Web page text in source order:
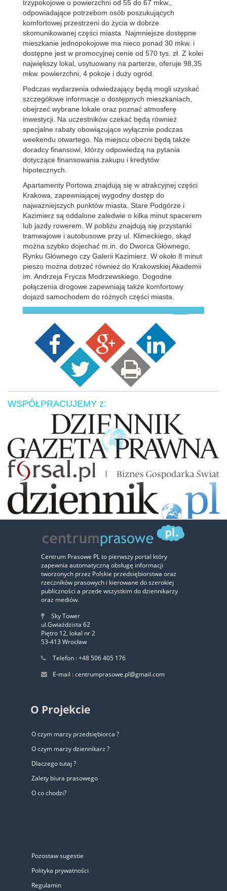
trzypokojowe o powierzchni od 55 do 67 mkw.,
odpowiadające potrzebom osób poszukujących
komfortowej przestrzeni do życia w dobrze
skomunikowanej części miasta. Najmniejsze dostępne
mieszkanie jednopokojowe ma nieco ponad 30 mkw. i
dostępne jest w promocyjnej cenie od 570 tys. zł. Z kolei
największy lokal, usytuowany na parterze, oferuje 98,35
mkw. powierzchni, 4 pokoje i duży ogród.
Podczas wydarzenia odwiedzający będą mogli uzyskać
szczegółowe informacje o dostępnych mieszkaniach,
obejrzeć wybrane lokale oraz poznać atmosferę
inwestycji. Na uczestników czekać będą również
specjalne rabaty obowiązujące wyłącznie podczas
weekendu otwartego. Na miejscu obecni będą także
doradcy finansowi, którzy odpowiedzą na pytania
dotyczące finansowania zakupu i kredytów
hipotecznych.
Apartamenty Portowa znajdują się w atrakcyjnej części
Krakowa, zapewniającej wygodny dostęp do
najważniejszych punktów miasta. Stare Podgórze i
Kazimierz są oddalone zaledwie o kilka minut spacerem
lub jazdy rowerem. W pobliżu znajdują się przystanki
tramwajowe i autobusowe przy ul. Klimeckiego, skąd
można szybko dojechać m.in. do Dworca Głównego,
Rynku Głównego czy Galerii Kazimierz. W około 8 minut
pieszo można dotrzeć również do Krakowskiej Akademii
im. Andrzeja Frycza Modrzewskiego. Dogodne
połączenia drogowe zapewniają także komfortowy
dojazd samochodem do różnych części miasta.
WSPÓŁPRACUJEMY z:
Zaufali nam:
Centrum Prasowe PL to pierwszy portal który
zapewnia automatyczną obsługę informacji
tworzonych przez Polskie przedsiębiorstwa oraz
rzeczników prasowych i kierowane do szerokiej
publiczności a przede wszystkim do dziennikarzy
oraz mediów.
Sky Tower
ul.Gwiaździsta 62
Piętro 12, lokal nr 2
53-413 Wrocław
Telefon : +48 506 405 176
E-mail : centrumprasowe.pl@gmail.com
O Projekcie
O czym marzy przedsiębiorca ?
O czym marzy dziennikarz ?
Dlaczego tutaj ?
Zalety biura prasowego
O co chodzi?
Pozostaw sugestie
Polityka prywatności
Regulamin